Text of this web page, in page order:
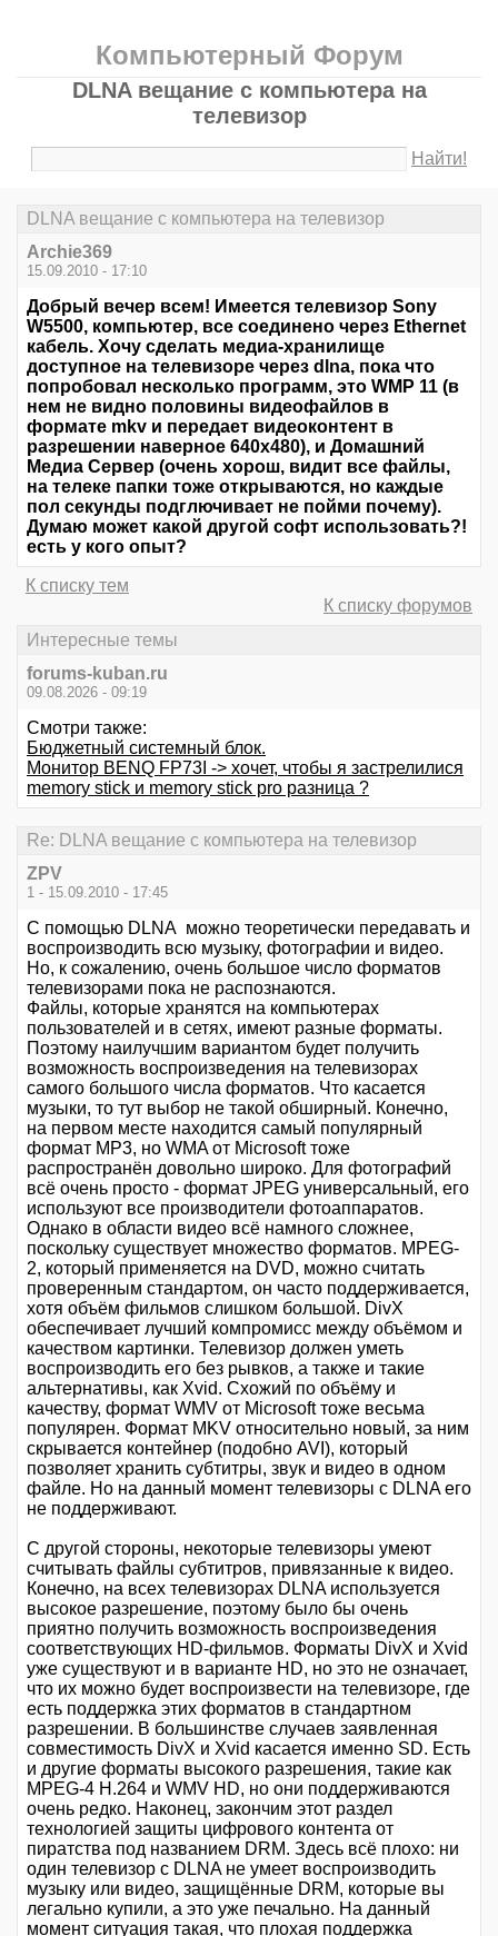
Компьютерный Форум
DLNA вещание с компьютера на
телевизор
Найти!
DLNA вещание с компьютера на телевизор
Archie369
15.09.2010 - 17:10
Добрый вечер всем! Имеется телевизор Sony
W5500, компьютер, все соединено через Ethernet
кабель. Хочу сделать медиа-хранилище
доступное на телевизоре через dlna, пока что
попробовал несколько программ, это WMP 11 (в
нем не видно половины видеофайлов в
формате mkv и передает видеоконтент в
разрешении наверное 640х480), и Домашний
Медиа Сервер (очень хорош, видит все файлы,
на телеке папки тоже открываются, но каждые
пол секунды подглючивает не пойми почему).
Думаю может какой другой софт использовать?!
есть у кого опыт?
К списку тем
К списку форумов
Интересные темы
forums-kuban.ru
09.08.2026 - 09:19
Смотри также:
Бюджетный системный блок.
Монитор BENQ FP73I -> хочет, чтобы я застрелилися
memory stick и memory stick pro разница ?
Re: DLNA вещание с компьютера на телевизор
ZPV
1 - 15.09.2010 - 17:45
С помощью DLNA можно теоретически передавать и
воспроизводить всю музыку, фотографии и видео.
Но, к сожалению, очень большое число форматов
телевизорами пока не распознаются.
Файлы, которые хранятся на компьютерах
пользователей и в сетях, имеют разные форматы.
Поэтому наилучшим вариантом будет получить
возможность воспроизведения на телевизорах
самого большого числа форматов. Что касается
музыки, то тут выбор не такой обширный. Конечно,
на первом месте находится самый популярный
формат MP3, но WMA от Microsoft тоже
распространён довольно широко. Для фотографий
всё очень просто - формат JPEG универсальный, его
используют все производители фотоаппаратов.
Однако в области видео всё намного сложнее,
поскольку существует множество форматов. MPEG-
2, который применяется на DVD, можно считать
проверенным стандартом, он часто поддерживается,
хотя объём фильмов слишком большой. DivX
обеспечивает лучший компромисс между объёмом и
качеством картинки. Телевизор должен уметь
воспроизводить его без рывков, а также и такие
альтернативы, как Xvid. Схожий по объёму и
качеству, формат WMV от Microsoft тоже весьма
популярен. Формат MKV относительно новый, за ним
скрывается контейнер (подобно AVI), который
позволяет хранить субтитры, звук и видео в одном
файле. Но на данный момент телевизоры с DLNA его
не поддерживают.
С другой стороны, некоторые телевизоры умеют
считывать файлы субтитров, привязанные к видео.
Конечно, на всех телевизорах DLNA используется
высокое разрешение, поэтому было бы очень
приятно получить возможность воспроизведения
соответствующих HD-фильмов. Форматы DivX и Xvid
уже существуют и в варианте HD, но это не означает,
что их можно будет воспроизвести на телевизоре, где
есть поддержка этих форматов в стандартном
разрешении. В большинстве случаев заявленная
совместимость DivX и Xvid касается именно SD. Есть
и другие форматы высокого разрешения, такие как
MPEG-4 H.264 и WMV HD, но они поддерживаются
очень редко. Наконец, закончим этот раздел
технологией защиты цифрового контента от
пиратства под названием DRM. Здесь всё плохо: ни
один телевизор с DLNA не умеет воспроизводить
музыку или видео, защищённые DRM, которые вы
легально купили, а это уже печально. На данный
момент ситуация такая, что плохая поддержка